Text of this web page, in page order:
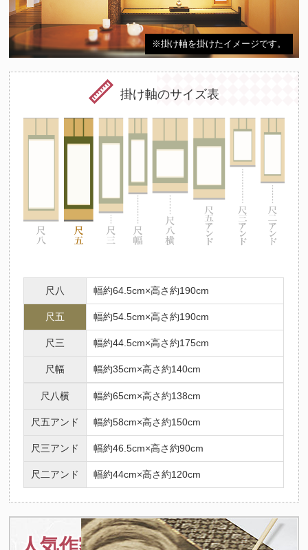
※掛け軸を掛けたイメージです。
掛け軸のサイズ表
尺八 幅約64.5cm×高さ約190cm
尺五 幅約54.5cm×高さ約190cm
尺三 幅約44.5cm×高さ約175cm
尺幅 幅約35cm×高さ約140cm
尺八横 幅約65cm×高さ約138cm
尺五アンド 幅約58cm×高さ約150cm
尺三アンド 幅約46.5cm×高さ約90cm
尺二アンド 幅約44cm×高さ約120cm